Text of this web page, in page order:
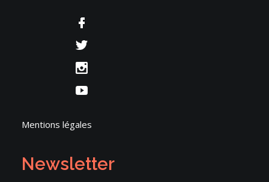
Mentions légales
Newsletter